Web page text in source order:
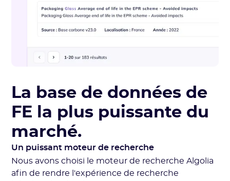
La base de données de
FE la plus puissante du
marché.
Un puissant moteur de recherche
Nous avons choisi le moteur de recherche Algolia
afin de rendre l'expérience de recherche